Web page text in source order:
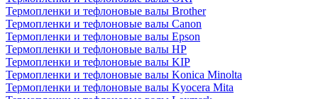
Термопленки и тефлоновые валы Brother
Термопленки и тефлоновые валы Canon
Термопленки и тефлоновые валы Epson
Термопленки и тефлоновые валы HP
Термопленки и тефлоновые валы KIP
Термопленки и тефлоновые валы Konica Minolta
Термопленки и тефлоновые валы Kyocera Mita